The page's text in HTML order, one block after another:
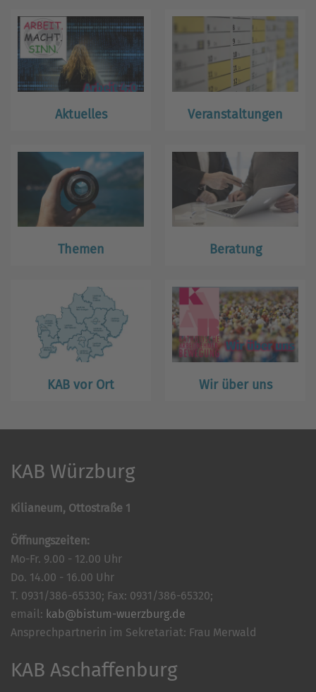
Aktuelles Veranstaltungen
Themen Beratung
KAB vor Ort Wir über uns
KAB Würzburg
Kilianeum, Ottostraße 1
Öffnungszeiten:
Mo-Fr. 9.00 - 12.00 Uhr
Do. 14.00 - 16.00 Uhr
T. 0931/386-65330; Fax: 0931/386-65320;
email: kab@bistum-wuerzburg.de
Ansprechpartnerin im Sekretariat: Frau Merwald
KAB Aschaffenburg